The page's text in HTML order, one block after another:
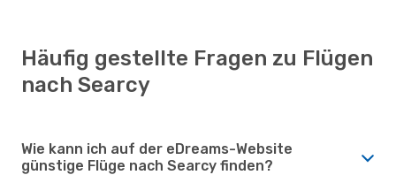
Häufig gestellte Fragen zu Flügen
nach Searcy
Wie kann ich auf der eDreams-Website
günstige Flüge nach Searcy finden?